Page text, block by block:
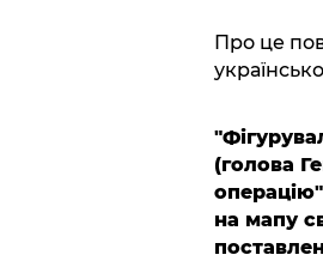
Про це
(голова
на мапу